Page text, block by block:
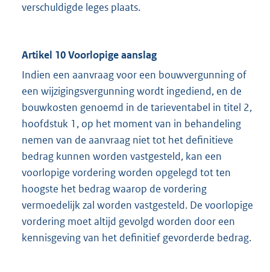
verschuldigde leges plaats.
Artikel 10 Voorlopige aanslag
Indien een aanvraag voor een bouwvergunning of
een wijzigingsvergunning wordt ingediend, en de
bouwkosten genoemd in de tarieventabel in titel 2,
hoofdstuk 1, op het moment van in behandeling
nemen van de aanvraag niet tot het definitieve
bedrag kunnen worden vastgesteld, kan een
voorlopige vordering worden opgelegd tot ten
hoogste het bedrag waarop de vordering
vermoedelijk zal worden vastgesteld. De voorlopige
vordering moet altijd gevolgd worden door een
kennisgeving van het definitief gevorderde bedrag.